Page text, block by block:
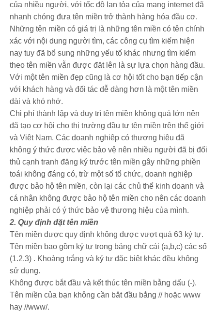
của nhiều người, với tốc độ lan tỏa của mạng internet đã
nhanh chóng đưa tên miền trở thành hàng hóa đầu cơ.
Những tên miền có giá trị là những tên miền có tên chính
xác với nội dung người tìm, các công cụ tìm kiếm hiện
nay tuy đã bổ sung những yếu tố khác nhưng tìm kiếm
theo tên miền vẫn được đăt lên là sự lựa chọn hàng đầu.
Với một tên miền đẹp cũng là cơ hội tốt cho bạn tiếp cận
với khách hàng và đối tác dễ dàng hơn là một tên miền
dài và khó nhớ.
Chi phí thành lập và duy trì tên miền không quá lớn nên
đã tạo cơ hội cho thị trường đầu tư tên miền trên thế giới
và Việt Nam. Các doanh nghiệp có thương hiệu đã
không ý thức được việc bảo vệ nên nhiều người đã bị đối
thủ cạnh tranh đăng ký trước tên miền gây những phiền
toái không đáng có, trừ một số tổ chức, doanh nghiệp
được bảo hộ tên miền, còn lại các chủ thể kinh doanh và
cá nhân không được bảo hộ tên miền cho nên các doanh
nghiệp phải có ý thức bảo vệ thương hiệu của mình.
2. Quy định đặt tên miền
Tên miền được quy định không được vượt quá 63 ký tự.
Tên miền bao gồm ký tự trong bảng chữ cái (a,b,c) các số
(1.2.3) . Khoảng trắng và ký tự đặc biệt khác đều không
sử dụng.
Không được bắt đầu và kết thúc tên miền bằng dấu (-).
Tên miền của bạn không cần bắt đầu bằng // hoặc www
hay //www/.